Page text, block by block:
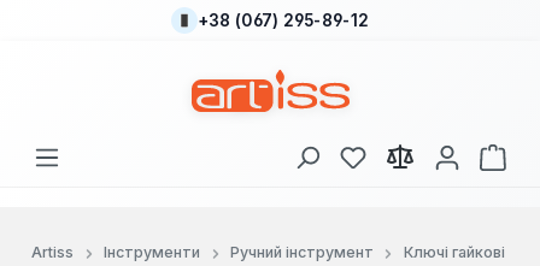
Перейти до основного вмісту
+38 (067) 295-89-12
У вас є 0 у списку
Artiss Інструменти Ручний інструмент
Ключі гайкові